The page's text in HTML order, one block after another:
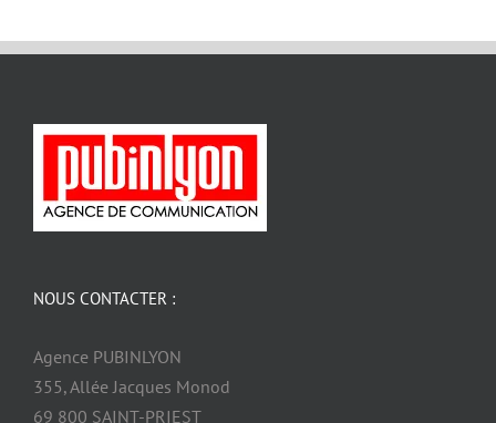
NOUS CONTACTER :
Agence PUBINLYON
355, Allée Jacques Monod
69 800 SAINT-PRIEST